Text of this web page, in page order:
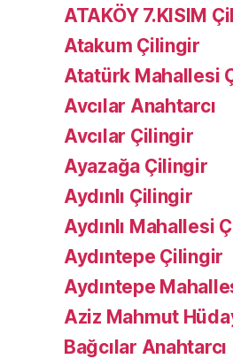
ATAKÖY 7.KISIM
Atakum Çilingir
Atatürk Mahallesi
Avcılar Anahtarcı
Avcılar Çilingir
Ayazağa Çilingir
Aydınlı Çilingir
Aydınlı Mahallesi
Aydıntepe Çilingir
Aydıntepe
Aziz Mahmut
Bağcılar Anahtarcı